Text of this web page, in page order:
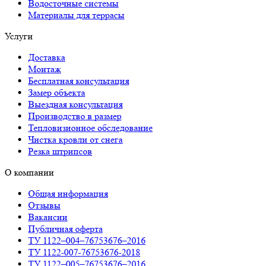
Услуги
Монтаж
Бесплатная консультация
Замер объекта
Выездная консультация
Производство в размер
Тепловизионное обследование
Чистка кровли от снега
Резка штрипсов
О компании
Отзывы
Вакансии
Публичная оферта
ТУ 1122–004–76753676–2016
ТУ 1122-007-76753676-2018
ТУ 1122–005–76753676–2016
ТУ 1122–002–76753676–2015
ТУ 1122–003–76753676–2016